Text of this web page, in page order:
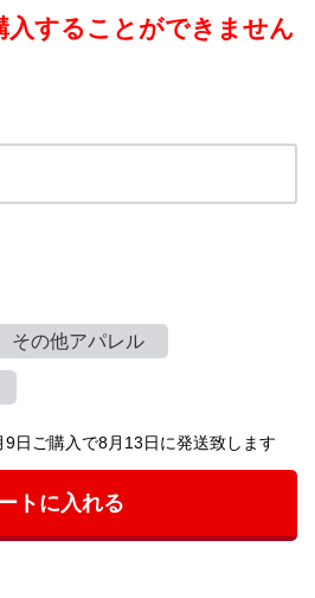
入することができません
その他アパレル
9日ご購入で8月13日に発送致します
トに入れる